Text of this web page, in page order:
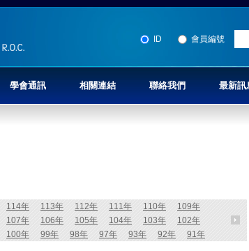
ID 會員編號
學會通訊 相關連結 聯絡我們 最新訊
114年 113年 112年 111年 110年
109年
107年 106年 105年 104年 103年
102年
100年 99年 98年 97年 93年 92年 91年